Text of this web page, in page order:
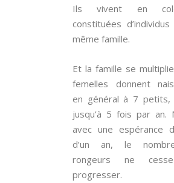
Ils vivent en
constituées
même famille.
Et la famille se
femelles donnent
en général à 7
jusqu’à 5 fois par an.
avec une espérance
d’un an, le
rongeurs ne
progresser.